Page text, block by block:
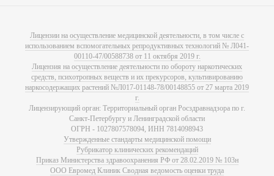
Лицензии на осуществление медицинской деятельности, в том числе с
использованием вспомогательных репродуктивных технологий № Л041-
00110-47/00588738 от 11 октября 2019 г.
Лицензия на осуществление деятельности по обороту наркотических
средств, психотропных веществ и их прекурсоров, культивированию
наркосодержащих растений №Л017-01148-78/00148855 от 27 марта 2019
г.
Лицензирующий орган: Территориальный орган Росздравнадзора по г.
Санкт-Петербургу и Ленинградской области
ОГРН - 1027807578094, ИНН 7814098943
Утвержденные стандарты медицинской помощи
Рубрикатор клинических рекомендаций
Приказ Министерства здравоохранения РФ от 28.02.2019 № 103н
ООО Евромед Клиник Сводная ведомость оценки труда